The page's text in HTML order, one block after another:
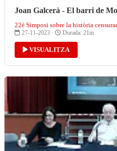
Joan Galcerà - El barri de
22è Simposi sobre la història
27-11-2023 · Durada: 21m
VISUALITZA